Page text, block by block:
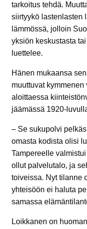
tarkoitus tehdä.
siirtyykö lastenlasten
lämmössä, jolloin
yksiön keskustasta
luettelee.
Hänen mukaansa
muuttuvat
aloittaessa
jäämässä 1920-
– Se sukupolvi
omasta kodista olisi
Tampereelle
ollut palvelutalo, ja
toiveissa. Nyt tilanne
yhteisöön ei haluta
samassa
Loikkanen on